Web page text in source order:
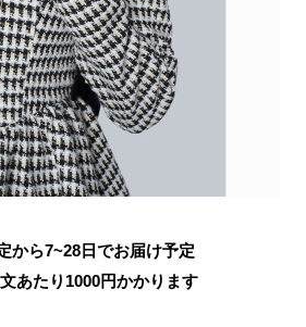
から7~28日でお届け予定
あたり 1000円かかります